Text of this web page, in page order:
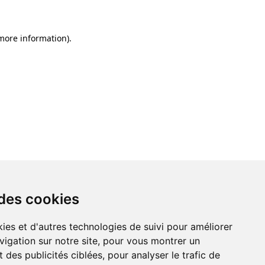
cookies
et d'autres technologies de suivi pour améliorer
sur notre site, pour vous montrer un
des publicités ciblées, pour analyser le trafic de
information).